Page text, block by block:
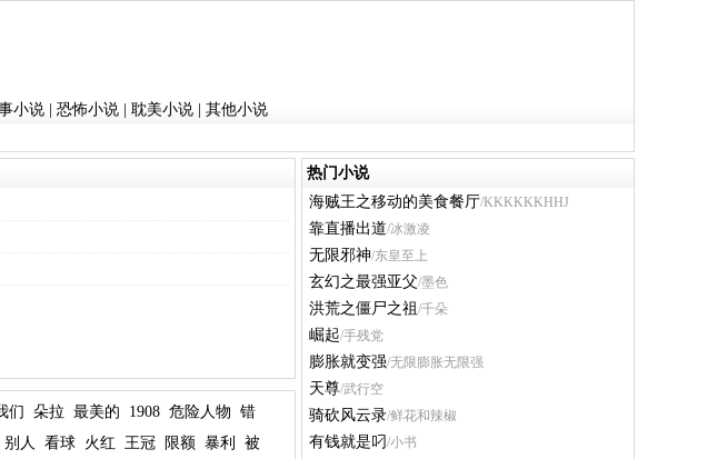
小说| 恐怖小说| 耽美小说| 其他小说
们 朵拉 最美的 1908 危险人物 错
别人 看球 火红 王冠 限额 暴利
被
热门小说
海贼王之移动的美食餐厅/KKKKKKHHJ
靠直播出道/冰激凌
无限邪神/东皇至上
玄幻之最强亚父/墨色
洪荒之僵尸之祖 /千朵
崛起/手残党
膨胀就变强/无限膨胀无限强
天尊/武行空
骑砍风云录/鲜花和辣椒
有钱就是叼 /小书